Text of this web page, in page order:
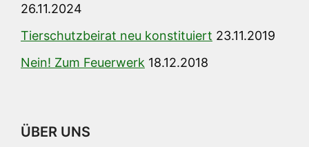
26.11.2024
Tierschutzbeirat neu konstituiert 23.11.2019
Nein! Zum Feuerwerk 18.12.2018
ÜBER UNS